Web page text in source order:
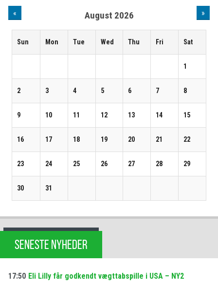
« August 2026 »
Sun Mon Tue Wed Thu Fri Sat
1
2 3 4 5 6 7 8
9 10 11 12 13 14 15
16 17 18 19 20 21 22
23 24 25 26 27 28 29
30 31
SENESTE NYHEDER
17:50 Eli Lilly får godkendt vægttabspille i USA – NY2